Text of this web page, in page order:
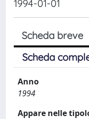
1994-01-01
Scheda breve
Scheda
Anno
1994
Appare nelle